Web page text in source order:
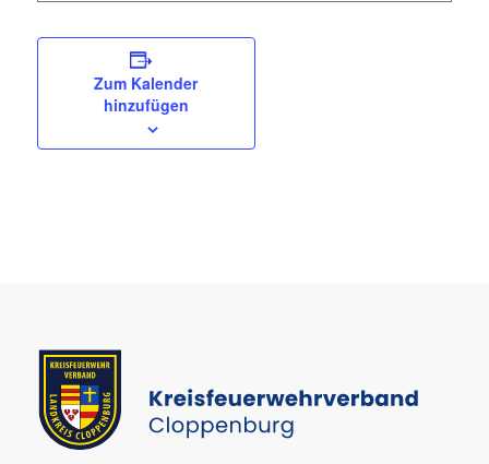
Zum Kalender
hinzufügen